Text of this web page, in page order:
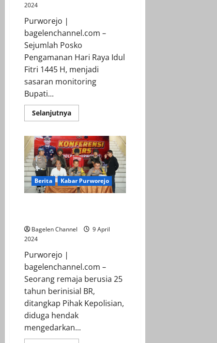
2024
Purworejo |
bagelenchannel.com –
Sejumlah Posko
Pengamanan Hari Raya Idul
Fitri 1445 H, menjadi
sasaran monitoring
Bupati...
SelanjutnyaRead
more
Purworejo
Monitoring
Posko
Pengamanan
Idul
Fitri
1445
H
Berita Kabar Purworejo
Bagelen Channel
9 April
2024
Purworejo |
bagelenchannel.com –
Seorang remaja berusia 25
tahun berinisial BR,
ditangkap Pihak Kepolisian,
diduga hendak
mengedarkan...